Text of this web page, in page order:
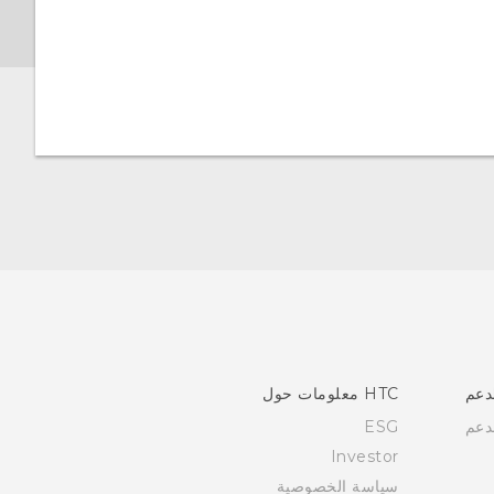
HTC معلومات حول
ESG
Investor
سياسة الخصوصية